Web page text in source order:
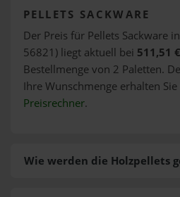
PELLETS SACKWARE
Der Preis für Pellets Sackware
56821) liegt aktuell bei 511,51
Bestellmenge von 2 Paletten.
Ihre Wunschmenge erhalten
Preisrechner.
Wie werden die Holzpellets